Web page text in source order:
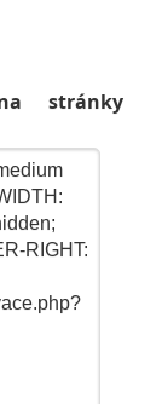
stránky